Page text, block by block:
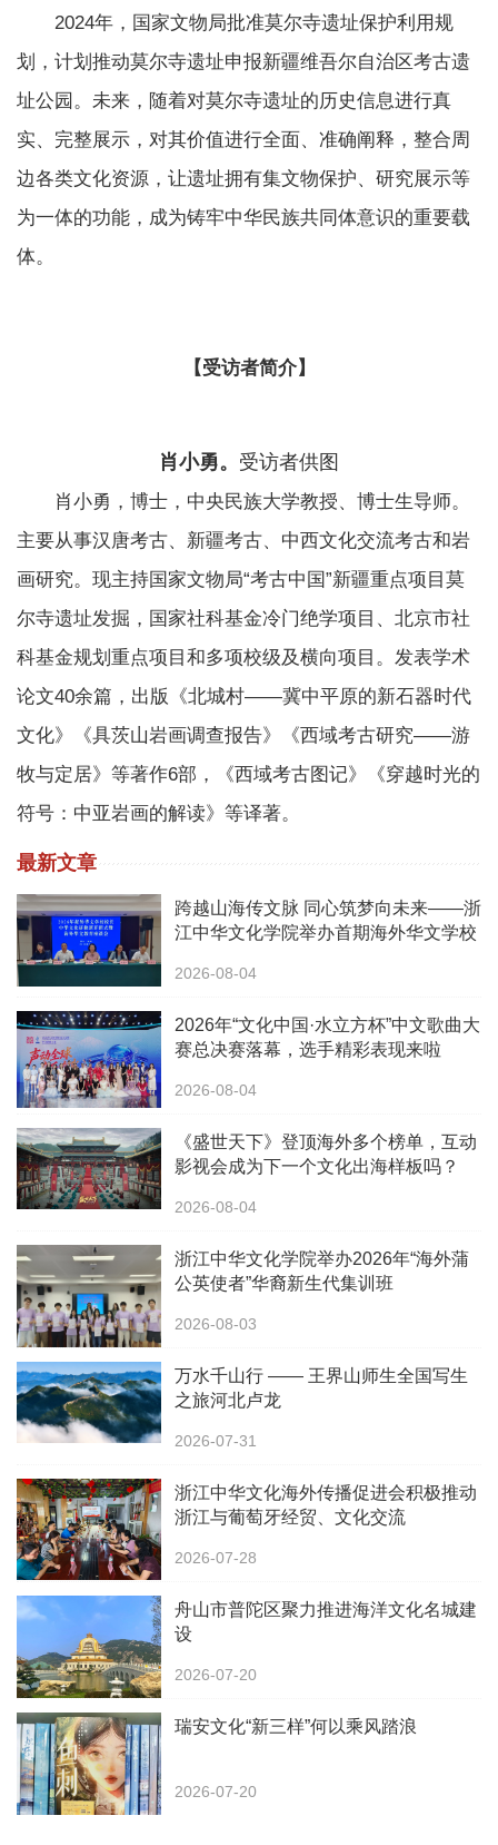
2024年，国家文物局批准莫尔寺遗址保护利用规
划，计划推动莫尔寺遗址申报新疆维吾尔自治区考古遗
址公园。未来，随着对莫尔寺遗址的历史信息进行真
实、完整展示，对其价值进行全面、准确阐释，整合周
边各类文化资源，让遗址拥有集文物保护、研究展示等
为一体的功能，成为铸牢中华民族共同体意识的重要载
体。
【受访者简介】
肖小勇。 受访者供图
肖小勇，博士，中央民族大学教授、博士生导师。
主要从事汉唐考古、新疆考古、中西文化交流考古和岩
画研究。现主持国家文物局“考古中国”新疆重点项目莫
尔寺遗址发掘，国家社科基金冷门绝学项目、北京市社
科基金规划重点项目和多项校级及横向项目。发表学术
论文40余篇，出版《北城村——冀中平原的新石器时代
文化》《具茨山岩画调查报告》《西域考古研究——游
牧与定居》等著作6部，《西域考古图记》《穿越时光的
符号：中亚岩画的解读》等译著。
最新文章
跨越山海传文脉 同心筑梦向未来——浙
江中华文化学院举办首期海外华文学校
2026-08-04
2026年“文化中国·水立方杯”中文歌曲大
赛总决赛落幕，选手精彩表现来啦
2026-08-04
《盛世天下》登顶海外多个榜单，互动
影视会成为下一个文化出海样板吗？
2026-08-04
浙江中华文化学院举办2026年“海外蒲
公英使者”华裔新生代集训班
2026-08-03
万水千山行 —— 王界山师生全国写生
之旅河北卢龙
2026-07-31
浙江中华文化海外传播促进会积极推动
浙江与葡萄牙经贸、文化交流
2026-07-28
舟山市普陀区聚力推进海洋文化名城建
设
2026-07-20
瑞安文化“新三样”何以乘风踏浪
2026-07-20